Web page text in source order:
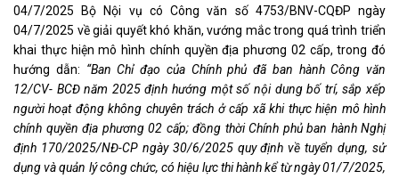
04/7/2025 Bộ Nội vụ có Công văn số 4753/BNV-CQĐP ngày
04/7/2025 về giải quyết khó khăn, vướng mắc trong quá trình triển
khai thực hiện mô hình chính quyền địa phương 02 cấp, trong đó
hướng dẫn: “Ban Chỉ đạo của Chính phủ đã ban hànhCông văn
12/CV- BCĐ năm 2025định hướng một số nội dung bố trí, sắp xếp
người hoạt động không chuyên trách ở cấp xã khi thực hiện mô hình
chính quyền địa phương 02 cấp; đồng thời Chính phủ ban hành Nghị
định 170/2025/NĐ-CPngày 30/6/2025 quy định về tuyển dụng, sử
dụng và quản lý công chức, có hiệu lực thi hành kể từ ngày 01/7/2025,